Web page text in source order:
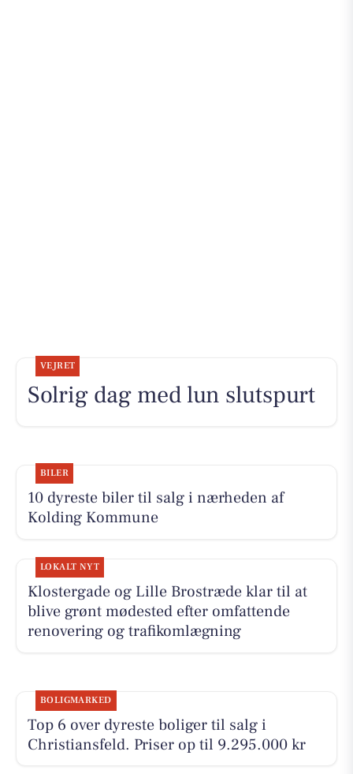
VEJRET
Solrig dag med lun slutspurt
BILER
10 dyreste biler til salg i nærheden af
Kolding Kommune
LOKALT NYT
Klostergade og Lille Brostræde klar til at
blive grønt mødested efter omfattende
renovering og trafikomlægning
BOLIGMARKED
Top 6 over dyreste boliger til salg i
Christiansfeld. Priser op til 9.295.000 kr